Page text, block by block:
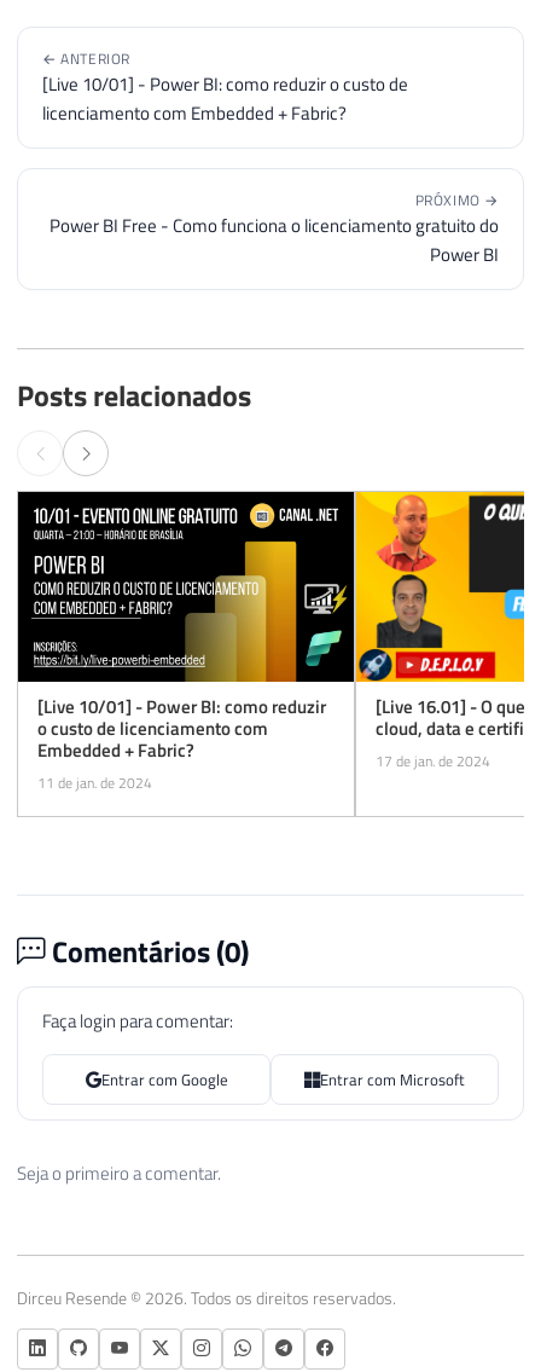
← ANTERIOR
[Live 10/01] - Power BI: como reduzir o custo de
licenciamento com Embedded + Fabric?
PRÓXIMO →
Power BI Free - Como funciona o licenciamento gratuito do
Power BI
Posts relacionados
[Live 10/01] - Power BI: como reduzir
o custo de licenciamento com
Embedded + Fabric?
11 de jan. de 2024
[Live 16.01] - O que
cloud, data e
17 de jan. de 2024
Comentários (0)
Faça login para comentar:
Entrar com Google Entrar com Microsoft
Seja o primeiro a comentar.
Dirceu Resende © 2026. Todos os direitos reservados.